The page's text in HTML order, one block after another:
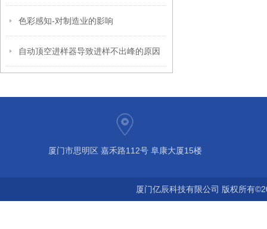
色彩感知-对制造业的影响
自动顶空进样器导致进样不出峰的原因
厦门市思明区 嘉禾路112号 阜康大厦15楼
厦门亿辰科技有限公司 版权所有